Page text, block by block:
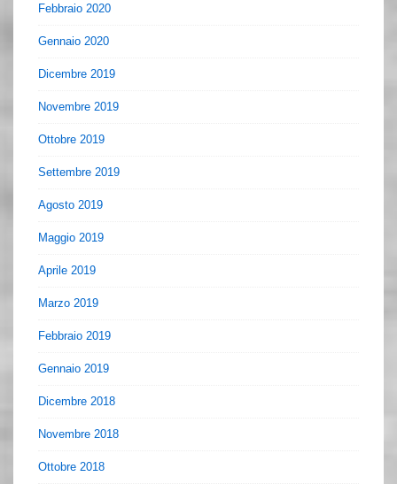
Febbraio 2020
Gennaio 2020
Dicembre 2019
Novembre 2019
Ottobre 2019
Settembre 2019
Agosto 2019
Maggio 2019
Aprile 2019
Marzo 2019
Febbraio 2019
Gennaio 2019
Dicembre 2018
Novembre 2018
Ottobre 2018